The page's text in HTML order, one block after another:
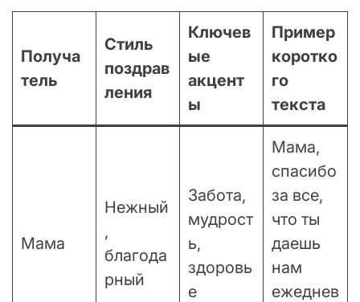
Получа
тель
Стиль
поздрав
ления
Ключев
ые
акцент
ы
Пример
коротко
го
текста
Мама
Нежный
,
благода
рный
Забота,
мудрост
ь,
здоровь
е
Мама,
спасибо
за все,
что ты
даешь
нам
ежеднев